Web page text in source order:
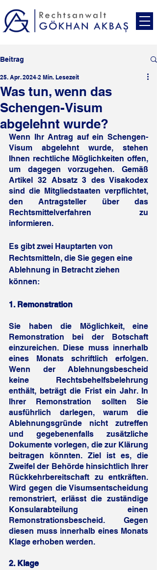
Beitrag
Was tun, wenn das
Schengen-Visum
abgelehnt wurde?
25. Apr. 2024 2 Min. Lesezeit
Wenn Ihr Antrag auf ein Schengen-
Visum abgelehnt wurde, stehen
Ihnen rechtliche Möglichkeiten offen,
um dagegen vorzugehen. Gemäß
Artikel 32 Absatz 3 des Visakodex
sind die Mitgliedstaaten verpflichtet,
den Antragsteller über das
Rechtsmittelverfahren zu
informieren.
Es gibt zwei Hauptarten von
Rechtsmitteln, die Sie gegen eine
Ablehnung in Betracht ziehen
können:
1. Remonstration
Sie haben die Möglichkeit, eine
Remonstration bei der Botschaft
einzureichen. Diese muss innerhalb
eines Monats schriftlich erfolgen.
Wenn der Ablehnungsbescheid
keine Rechtsbehelfsbelehrung
enthält, beträgt die Frist ein Jahr. In
Ihrer Remonstration sollten Sie
ausführlich darlegen, warum die
Ablehnungsgründe nicht zutreffen
und gegebenenfalls zusätzliche
Dokumente vorlegen, die zur Klärung
beitragen könnten. Ziel ist es, die
Zweifel der Behörde hinsichtlich Ihrer
Rückkehrbereitschaft zu entkräften.
Wird gegen die Visumsentscheidung
remonstriert, erlässt die zuständige
Konsularabteilung einen
Remonstrationsbescheid.  Gegen
diesen muss innerhalb eines Monats
Klage erhoben werden.
2. Klage